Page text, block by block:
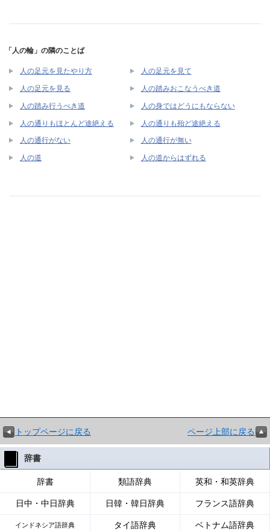
「人の輪」の隣のことば
人の足元を見たやり方 人の足元を見て
人の足元を見る 人の踏みおこなうべき道
人の踏み行うべき道 人の身ではどうにもならない
人の通りもほとんど途絶える 人の通りも殆ど途絶える
人の通行がない 人の通行が無い
人の道 人の道からはずれる
トップページに戻る ページ上部に戻る
辞書
辞書 類語辞典 英和・和英辞典
日中・中日辞典 日韓・韓日辞典 フランス語辞典
インドネシア語辞典 タイ語辞典 ベトナム語辞典